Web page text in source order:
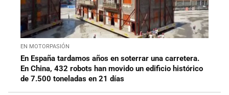
EN MOTORPASIÓN
En España tardamos años en soterrar una carretera.
En China, 432 robots han movido un edificio histórico
de 7.500 toneladas en 21 días